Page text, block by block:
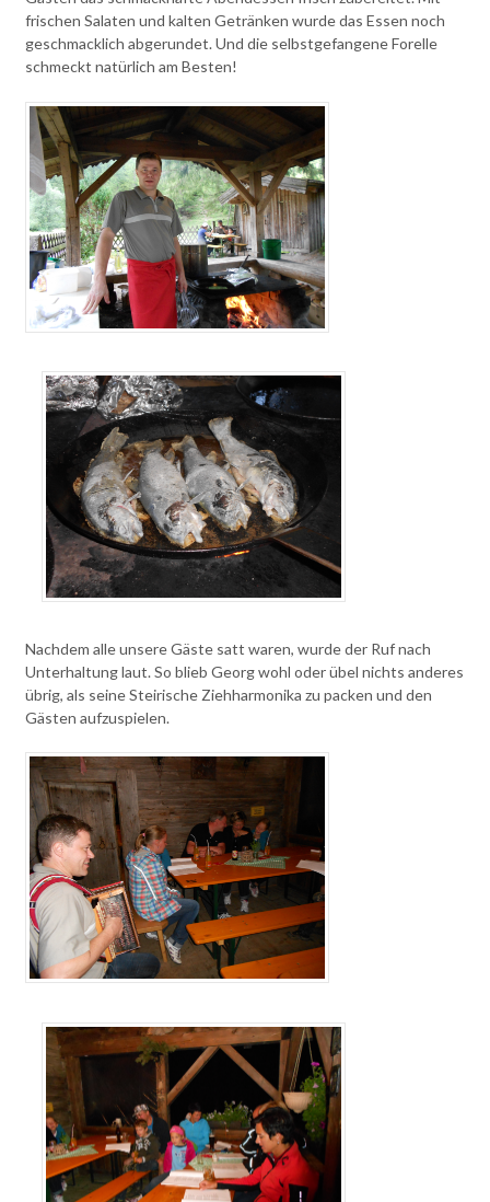
frischen Salaten und kalten Getränken wurde das Essen noch
geschmacklich abgerundet. Und die selbstgefangene Forelle
schmeckt natürlich am Besten!
Nachdem alle unsere Gäste satt waren, wurde der Ruf nach
Unterhaltung laut. So blieb Georg wohl oder übel nichts anderes
übrig, als seine Steirische Ziehharmonika zu packen und den
Gästen aufzuspielen.